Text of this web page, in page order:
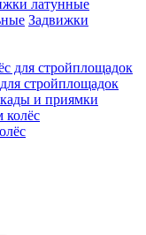
латунные
Задвижки
стройплощадок
и приямки